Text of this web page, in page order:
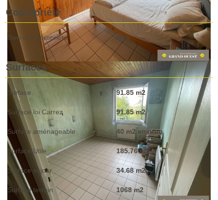
Copropriété
Bien en copropriété Non
Surfaces
Surface 91.85 m2
Surface loi Carrez 91.85 m2
Surface aménageable 40 m2 environ
Surface Utile 185.76 m2
Surface séjour 34.68 m2
Surface terrain 1068 m2